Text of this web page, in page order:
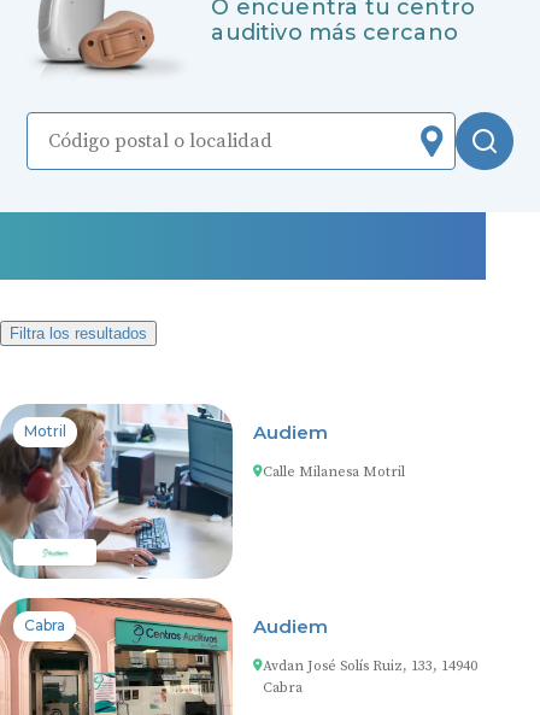
O encuentra tu centro
auditivo más cercano
Localizar
Filtra los resultados
Motril Audiem
Calle Milanesa Motril
Cabra Audiem
Avdan José Solís Ruiz, 133, 14940
Cabra